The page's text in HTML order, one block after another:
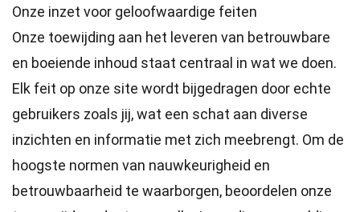
Onze inzet voor geloofwaardige feiten
Onze toewijding aan het leveren van betrouwbare
en boeiende inhoud staat centraal in wat we doen.
Elk feit op onze site wordt bijgedragen door echte
gebruikers zoals jij, wat een schat aan diverse
inzichten en informatie met zich meebrengt. Om de
hoogste normen van nauwkeurigheid en
betrouwbaarheid te waarborgen, beoordelen onze